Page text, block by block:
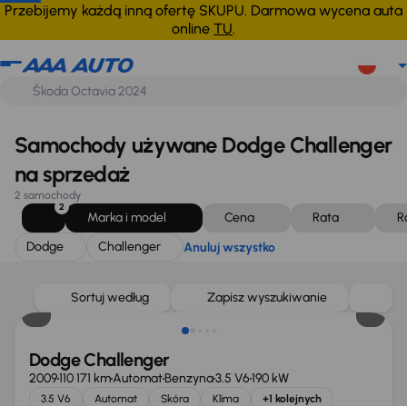
Przebijemy każdą inną ofertę SKUPU. Darmowa wycena auta
online TU.
Dodge Challenger Anuluj wszystko
Samochody używane Dodge Challenger
na sprzedaż
2 samochody
2
Marka i model Cena Rata
Dodge
Challenger Anuluj wszystko
Sortuj według Zapisz wyszukiwanie
Dodge Challenger
2009110 171 kmAutomatBenzyna3.5 V6190 kW
3.5 V6 Automat Skóra Klima +1 kolejnych